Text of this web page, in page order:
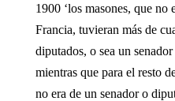
1900 ‘los masones, que
Francia, tuvieran más de
diputados, o sea un
mientras que para el resto
no era de un senador o